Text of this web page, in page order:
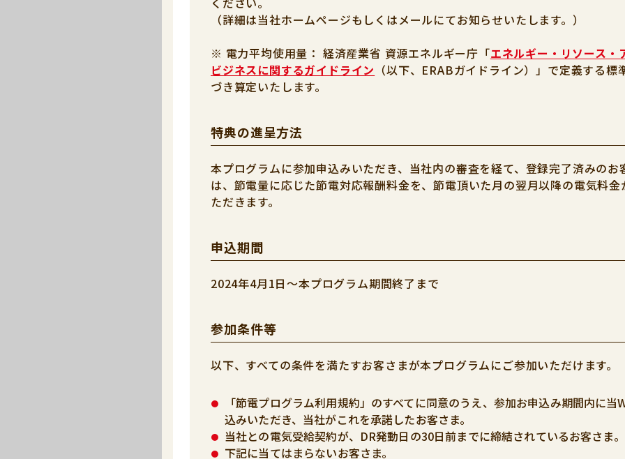
（詳細は当社ホームページもしくはメールにてお知らせいたします。）
※ 電力平均使用量： 経済産業省 資源エネルギー庁「エネルギー・リソース・
ビジネスに関するガイドライン （以下、ERABガイドライン）」で定義する標
づき算定いたします。
特典の進呈方法
本プログラムに参加申込みいただき、当社内の審査を経て、登録完了済みのお
は、節電量に応じた節電対応報酬料金を、節電頂いた月の翌月以降の電気料
ただきます。
申込期間
2024年4月1日～本プログラム期間終了まで
参加条件等
以下、すべての条件を満たすお客さまが本プログラムにご参加いただけます。
「節電プログラム利用規約」のすべてに同意のうえ、参加お申込み期間内に当
込みいただき、当社がこれを承諾したお客さま。
当社との電気受給契約が、DR発動日の30日前までに締結されているお客さま。
下記に当てはまらないお客さま。